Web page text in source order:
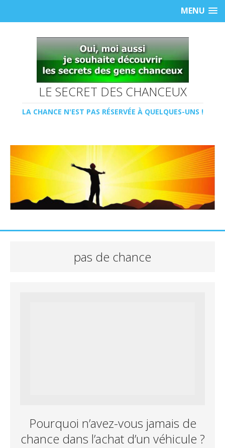
MENU
LE SECRET DES CHANCEUX
LA CHANCE N'EST PAS RÉSERVÉE À QUELQUES-UNS !
pas de chance
Pourquoi n’avez-vous jamais de
chance dans l’achat d’un véhicule ?